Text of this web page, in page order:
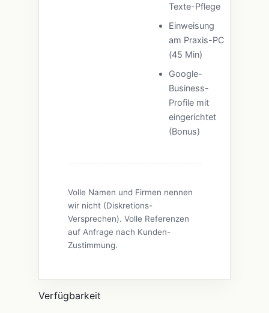
Texte-Pflege
Einweisung
am Praxis-PC
(45 Min)
Google-
Business-
Profile mit
eingerichtet
(Bonus)
Volle Namen und Firmen nennen
wir nicht (Diskretions-
Versprechen). Volle Referenzen
auf Anfrage nach Kunden-
Zustimmung.
Verfügbarkeit